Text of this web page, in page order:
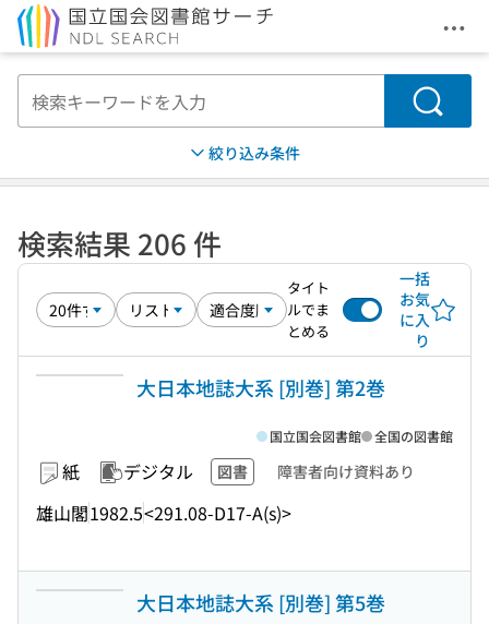
メ
検索
絞り込み条件
検索結果 206 件
タイト
ルでま
とめる
一括
お気
に入
り
大日本地誌大系 [別巻] 第2巻
紙 デジタル 図書 障害者向け資料あり
雄山閣1982.5<291.08-D17-A(s)>
国立国会図書館 全国の図書館
大日本地誌大系 [別巻] 第5巻